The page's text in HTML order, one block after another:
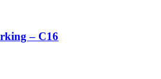
– C16